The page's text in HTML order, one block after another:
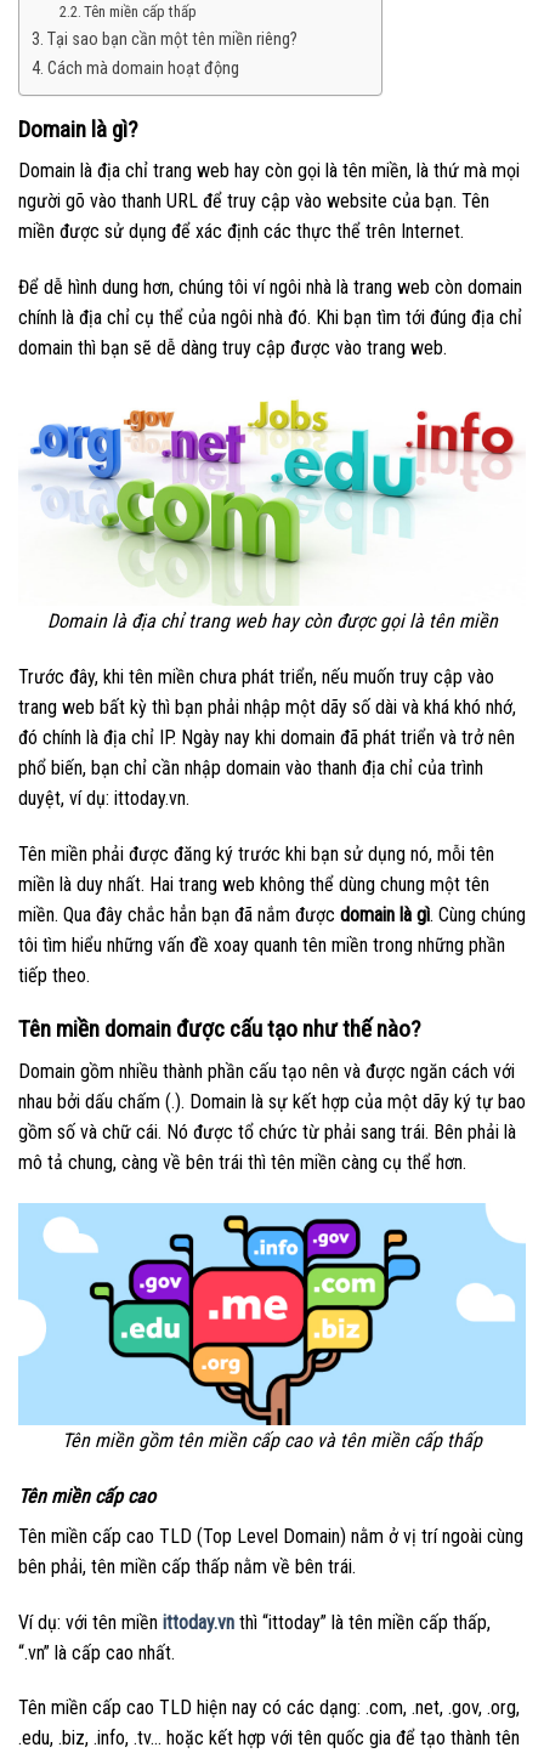
Tên miền cấp thấp
Tại sao bạn cần một tên miền riêng?
Cách mà domain hoạt động
Domain là gì?
Domain là địa chỉ trang web hay còn gọi là tên miền, là thứ mà mọi
người gõ vào thanh URL để truy cập vào website của bạn. Tên
miền được sử dụng để xác định các thực thể trên Internet.
Để dễ hình dung hơn, chúng tôi ví ngôi nhà là trang web còn domain
chính là địa chỉ cụ thể của ngôi nhà đó. Khi bạn tìm tới đúng địa chỉ
domain thì bạn sẽ dễ dàng truy cập được vào trang web.
Domain là địa chỉ trang web hay còn được gọi là tên miền
Trước đây, khi tên miền chưa phát triển, nếu muốn truy cập vào
trang web bất kỳ thì bạn phải nhập một dãy số dài và khá khó nhớ,
đó chính là địa chỉ IP. Ngày nay khi domain đã phát triển và trở nên
phổ biến, bạn chỉ cần nhập domain vào thanh địa chỉ của trình
duyệt, ví dụ: ittoday.vn.
Tên miền phải được đăng ký trước khi bạn sử dụng nó, mỗi tên
miền là duy nhất. Hai trang web không thể dùng chung một tên
miền. Qua đây chắc hẳn bạn đã nắm được domain là gì. Cùng chúng
tôi tìm hiểu những vấn đề xoay quanh tên miền trong những phần
tiếp theo.
Tên miền domain được cấu tạo như thế nào?
Domain gồm nhiều thành phần cấu tạo nên và được ngăn cách với
nhau bởi dấu chấm (.). Domain là sự kết hợp của một dãy ký tự bao
gồm số và chữ cái. Nó được tổ chức từ phải sang trái. Bên phải là
mô tả chung, càng về bên trái thì tên miền càng cụ thể hơn.
Tên miền gồm tên miền cấp cao và tên miền cấp thấp
Tên miền cấp cao
Tên miền cấp cao TLD (Top Level Domain) nằm ở vị trí ngoài cùng
bên phải, tên miền cấp thấp nằm về bên trái.
Ví dụ: với tên miền ittoday.vn thì “ittoday” là tên miền cấp thấp,
“.vn” là cấp cao nhất.
Tên miền cấp cao TLD hiện nay có các dạng: .com, .net, .gov, .org,
.edu, .biz, .info, .tv… hoặc kết hợp với tên quốc gia để tạo thành tên